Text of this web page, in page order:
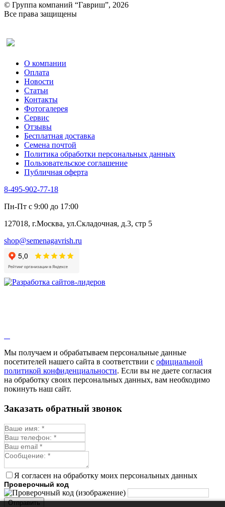
© Группа компаний “Гавриш”, 2026
Все права защищены
О компании
Оплата
Новости
Статьи
Контакты
Фотогалерея​
Сервис
Отзывы
Бесплатная доставка
Семена почтой
Политика обработки персональных данных
Пользовательское соглашение
Публичная оферта
8-495-902-77-18
Пн-Пт с 9:00 до 17:00
127018, г.Москва, ул.Складочная, д.3, стр 5
shop@semenagavrish.ru
Мы получаем и обрабатываем персональные данные
посетителей нашего сайта в соответствии с официальной
политикой конфиденциальности. Если вы не даете согласия
на обработку своих персональных данных, вам необходимо
покинуть наш сайт.
Заказать обратный звонок
Я согласен на обработку моих персональных данных
Проверочный код
Отправить